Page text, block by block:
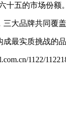
十五的市场份额。
大品牌共同覆
最实质挑战的品
1122/